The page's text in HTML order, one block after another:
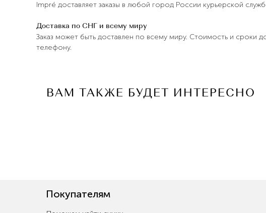
Impré доставляет заказы в любой город России курьерской
Доставка по СНГ и всему миру
Заказ может быть доставлен по всему миру. Стоимость и сроки
телефону.
ВАМ ТАКЖЕ БУДЕТ ИНТЕРЕСНО
Покупателям